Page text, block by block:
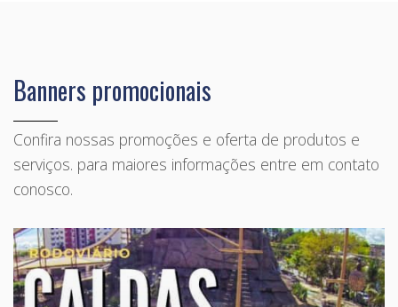
Banners promocionais
Confira nossas promoções e oferta de produtos e
serviços. para maiores informações entre em contato
conosco.